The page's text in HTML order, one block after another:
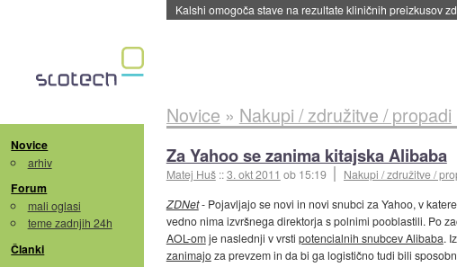
Kalshi omogoča stave na rezultate kliničnih preizkusov
Novice
arhiv
Forum
mali oglasi
teme zadnjih 24h
Članki
Novice » Nakupi / združitve / propadi
Za Yahoo se zanima kitajska Alibaba
Matej Huš ::3. okt 2011 ob 15:19
Nakupi / združitve /
ZDNet- Pojavljajo se novi in novi snubci za Yahoo, v
vedno nima izvršnega direktorja s polnimi pooblastili. Po
AOL-omje naslednji v vrsti potencialnih snubcev Alibaba.
zanimajoza prevzem in da bi ga logistično tudi bili